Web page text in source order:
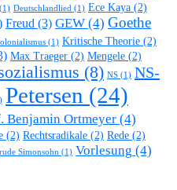
(1) Deutschlandlied (1) Ece Kaya (2)
Freud (3) GEW (4) Goethe
(1) Kritische Theorie (2)
Max Traeger (2) Mengele (2)
(8) NS (1) NS-
Petersen (24)
Benjamin Ortmeyer (4)
(2) Rechtsradikale (2) Rede (2)
Simonsohn (1) Vorlesung (4)